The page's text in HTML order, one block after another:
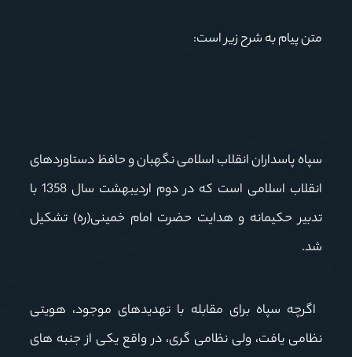
متن پیام به شرح زیر است:
سپاه پاسداران انقلاب اسلامی نگهبان و حافظ دستاوردهای
انقلاب اسلامی است که در دوم اردیبهشت سال 1358 با
تدبیر حکیمانه و هدایت حضرت امام خمینی(ره) تشکیل
شد.
اگرچه سپاه برای مقابله با تهدیدهای موجود، هویتی
نظامی یافت، ولی نظامی گری، در واقع یکی از جنبه های